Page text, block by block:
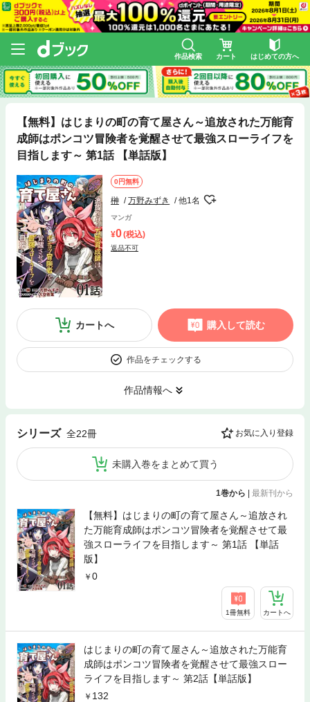
作品検索 カート はじめての方へ
【無料】はじまりの町の育て屋さん～追放された万能育
成師はポンコツ冒険者を覚醒させて最強スローライフを
目指します～ 第1話 【単話版】
0円無料
榊 万野みずき 他1名
マンガ
0(税込)
返品不可
カートへ 購入して読む
作品をチェックする
作品情報へ
シリーズ 全22冊 お気に入り登録
未購入巻をまとめて買う
1巻から | 最新刊から
【無料】はじまりの町の育て屋さん～追放され
た万能育成師はポンコツ冒険者を覚醒させて最
強スローライフを目指します～ 第1話 【単話
版】
0
1冊無料 カートへ
はじまりの町の育て屋さん～追放された万能育
成師はポンコツ冒険者を覚醒させて最強スロー
ライフを目指します～ 第2話【単話版】
132